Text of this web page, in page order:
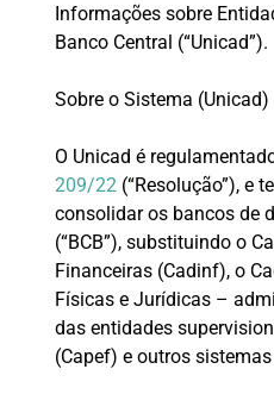
Informações sobre
Banco Central (“Unicad”).
Sobre o Sistema (Unicad)
O Unicad é
209/22(“Resolução”), e
consolidar os bancos de
(“BCB”), substituindo o
Financeiras (Cadinf), o
Físicas e Jurídicas –
das entidades
(Capef) e outros